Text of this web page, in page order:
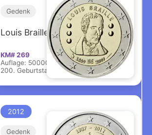
Gedenk
Louis Braille
KM# 269
Auflage: 5000000
200. Geburtstag
2012
Gedenk